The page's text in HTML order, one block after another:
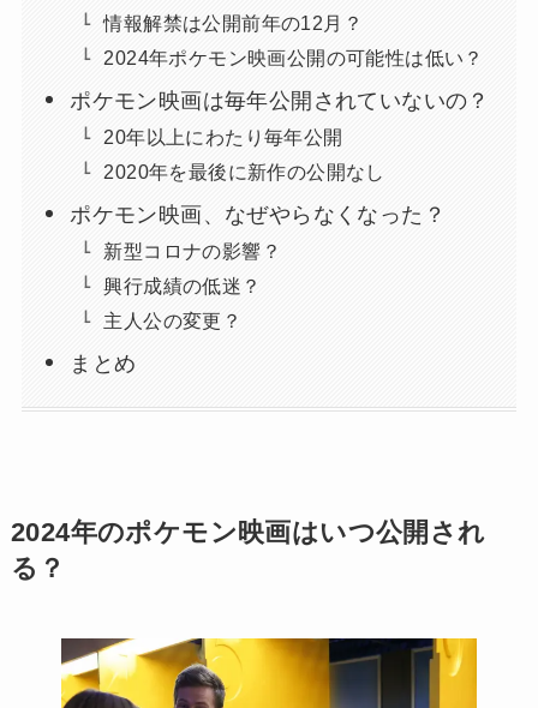
情報解禁は公開前年の12月？
2024年ポケモン映画公開の可能性は低い？
ポケモン映画は毎年公開されていないの？
20年以上にわたり毎年公開
2020年を最後に新作の公開なし
ポケモン映画、なぜやらなくなった？
新型コロナの影響？
興行成績の低迷？
主人公の変更？
まとめ
2024年のポケモン映画はいつ公開され
る？